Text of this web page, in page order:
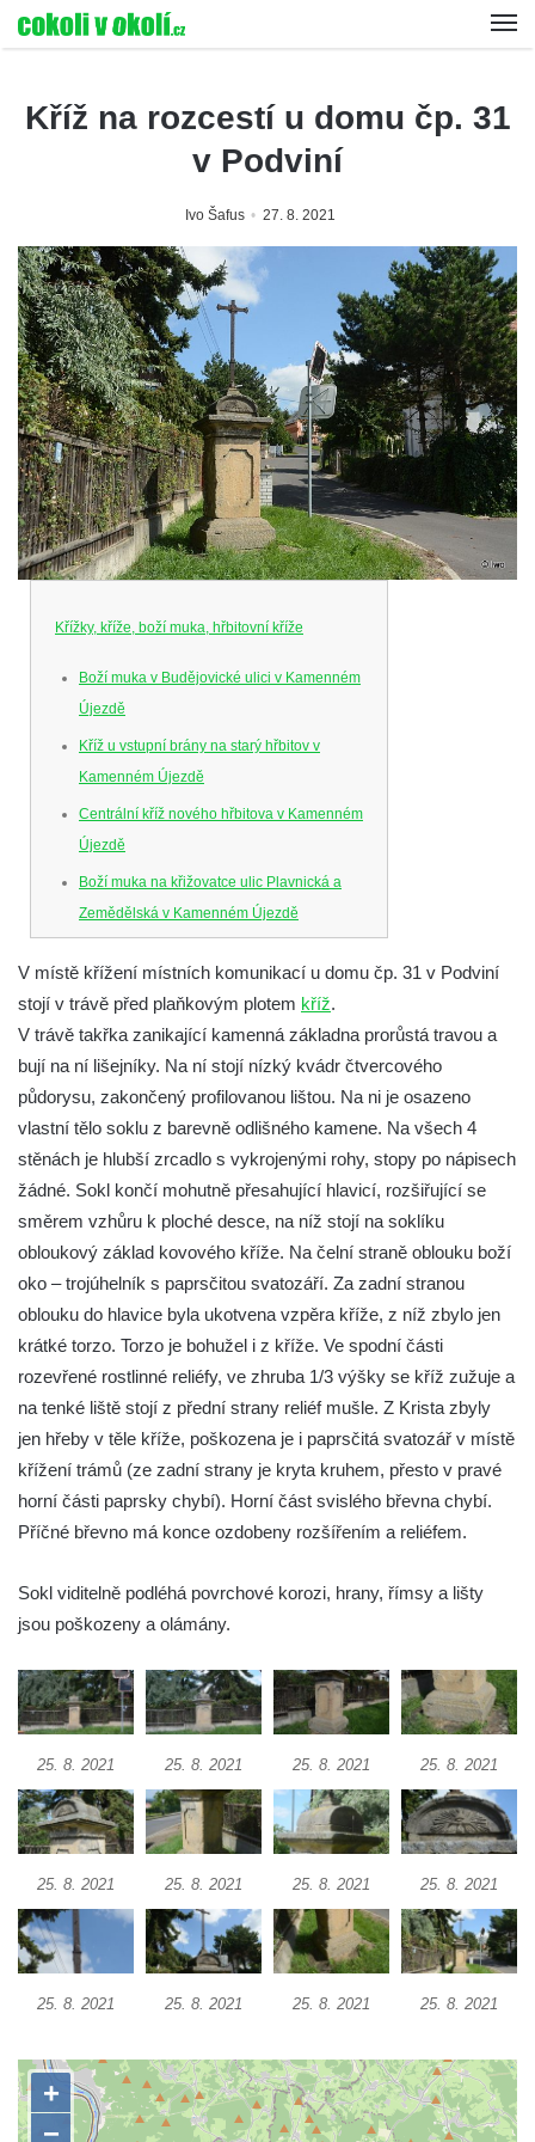
Kříž na rozcestí u domu čp. 31
v Podviní
Ivo Šafus 27. 8. 2021
Křížky, kříže, boží muka, hřbitovní kříže
Boží muka v Budějovické ulici v Kamenném
Újezdě
Kříž u vstupní brány na starý hřbitov v
Kamenném Újezdě
Centrální kříž nového hřbitova v Kamenném
Újezdě
Boží muka na křižovatce ulic Plavnická a
Zemědělská v Kamenném Újezdě
v Kamenném Újezdě
Kříž na křižovatce ulic 5. května a Dělnická
v Kamenném Újezdě
Boží muka na křižovatce ulic Latrán a K
Malší ve Velešíně
Centrální kříž hřbitova ve Velešíně
Kříž u kostela svatého Václava ve Velešíně
Kříž u brány na hřbitov ve Velešíně
Kříž u fary v Římově
Kříž u lípy Jana Gurreho v Římově
Boží muka u hřbitova v Římově
Centrální kříž hřbitova v Římově
Kříž poblíž domu čp. 169 v Plavu
Boží muka v Plavu
Kříž u Obrázku severovýchodně od
Práchně
Kříž na rozcestí u domu čp. 283 v Dolním
Podluží
Görnerův kříž u silnice č. 264 v Dolním
Podluží
Kříž u domu čp. 155 v Chřibské
Údajný kříž u domu čp. 283 ve Chřibské
Kříž jižně od Bukolu
Kříž na návsi v Bukolu
Centrální kříž hřbitova v Chouči
Kříž na rozcestí v Záluží
Kříž v ulici V Zátiší v Dobříni
V místě křížení místních komunikací u domu čp. 31 v Podviní
stojí v trávě před plaňkovým plotem kříž.
V trávě takřka zanikající kamenná základna prorůstá travou a
bují na ní lišejníky. Na ní stojí nízký kvádr čtvercového
půdorysu, zakončený profilovanou lištou. Na ni je osazeno
vlastní tělo soklu z barevně odlišného kamene. Na všech 4
stěnách je hlubší zrcadlo s vykrojenými rohy, stopy po nápisech
žádné. Sokl končí mohutně přesahující hlavicí, rozšiřující se
směrem vzhůru k ploché desce, na níž stojí na soklíku
obloukový základ kovového kříže. Na čelní straně oblouku boží
oko – trojúhelník s paprsčitou svatozáří. Za zadní stranou
oblouku do hlavice byla ukotvena vzpěra kříže, z níž zbylo jen
krátké torzo. Torzo je bohužel i z kříže. Ve spodní části
rozevřené rostlinné reliéfy, ve zhruba 1/3 výšky se kříž zužuje a
na tenké liště stojí z přední strany reliéf mušle. Z Krista zbyly
jen hřeby v těle kříže, poškozena je i paprsčitá svatozář v místě
křížení trámů (ze zadní strany je kryta kruhem, přesto v pravé
horní části paprsky chybí). Horní část svislého břevna chybí.
Příčné břevno má konce ozdobeny rozšířením a reliéfem.
Sokl viditelně podléhá povrchové korozi, hrany, římsy a lišty
jsou poškozeny a olámány.
25. 8. 2021 25. 8. 2021 25. 8. 2021 25. 8. 2021
25. 8. 2021 25. 8. 2021 25. 8. 2021 25. 8. 2021
25. 8. 2021 25. 8. 2021 25. 8. 2021 25. 8. 2021